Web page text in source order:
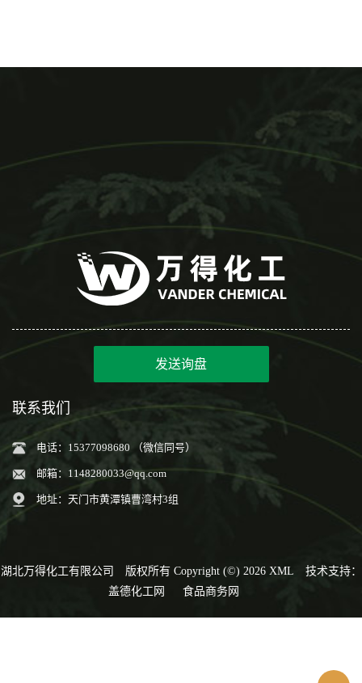
发送询盘
联系我们
电话：15377098680 （微信同号）
邮箱： 1148280033@qq.com
地址：天门市黄潭镇曹湾村3组
湖北万得化工有限公司 版权所有 Copyright (©) 2026 XML
技术支持：
盖德化工网
食品商务网